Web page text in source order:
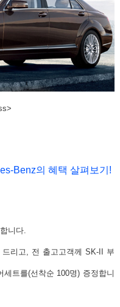
Benz의 혜택 살펴보기!
니다.
드리고, 전 출고고객께 SK-II 부
세트를(선착순 100명) 증정합니